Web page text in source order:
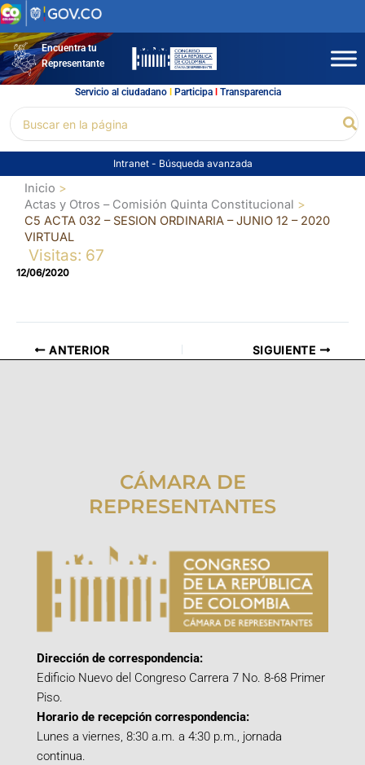
Ir
al
contenidoEncuentra tu
Representante
Servicio al ciudadano l Participal Transparencia
por:
Intranet - Búsqueda avanzada
Inicio
Actas y Otros – Comisión Quinta Constitucional
C5 ACTA 032 – SESION ORDINARIA – JUNIO 12 – 2020
VIRTUAL
Visitas: 67
12/06/2020
ANTERIOR SIGUIENTE
CÁMARA DE
REPRESENTANTES
Dirección de correspondencia:
Edificio Nuevo del Congreso Carrera 7 No. 8-68 Primer
Piso.
Horario de recepción correspondencia:
Lunes a viernes, 8:30 a.m. a 4:30 p.m., jornada
continua.